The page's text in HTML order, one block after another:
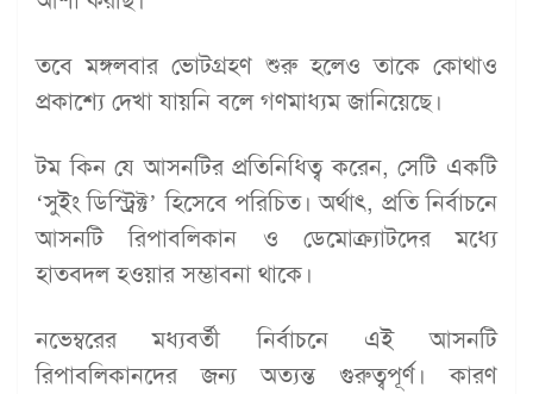
তবে মঙ্গলবার ভোটগ্রহণ শুরু হলেও তাকে কোথাও
প্রকাশ্যে দেখা যায়নি বলে গণমাধ্যম জানিয়েছে।
টম কিন যে আসনটির প্রতিনিধিত্ব করেন, সেটি একটি
‘সুইং ডিস্ট্রিক্ট’ হিসেবে পরিচিত। অর্থাৎ, প্রতি নির্বাচনে
আসনটি রিপাবলিকান ও ডেমোক্র্যাটদের মধ্যে
হাতবদল হওয়ার সম্ভাবনা থাকে।
নভেম্বরের মধ্যবর্তী নির্বাচনে এই আসনটি
রিপাবলিকানদের জন্য অত্যন্ত গুরুত্বপূর্ণ। কারণ